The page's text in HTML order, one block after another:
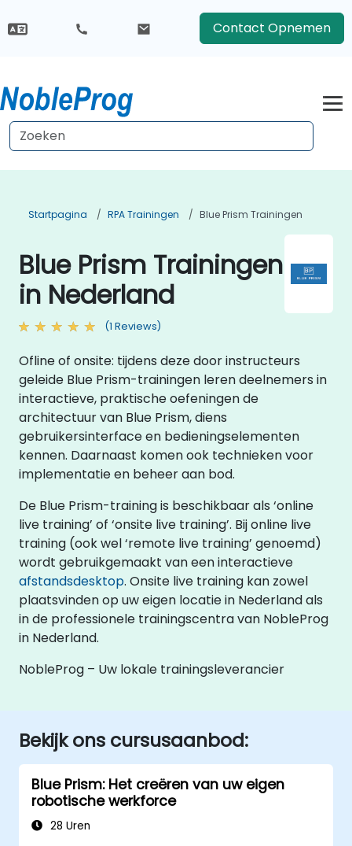
Contact Opnemen
Startpagina RPA Trainingen Blue Prism Trainingen
Blue Prism Trainingen
in Nederland
(1 Reviews)
Ofline of onsite: tijdens deze door instructeurs
geleide Blue Prism-trainingen leren deelnemers in
interactieve, praktische oefeningen de
architectuur van Blue Prism, diens
gebruikersinterface en bedieningselementen
kennen. Daarnaast komen ook technieken voor
implementatie en beheer aan bod.
De Blue Prism-training is beschikbaar als ‘online
live training’ of ‘onsite live training’. Bij online live
training (ook wel ‘remote live training’ genoemd)
wordt gebruikgemaakt van een interactieve
afstandsdesktop. Onsite live training kan zowel
plaatsvinden op uw eigen locatie in Nederland als
in de professionele trainingscentra van NobleProg
in Nederland.
NobleProg – Uw lokale trainingsleverancier
Bekijk ons cursusaanbod:
Blue Prism: Het creëren van uw eigen
robotische werkforce
28 Uren